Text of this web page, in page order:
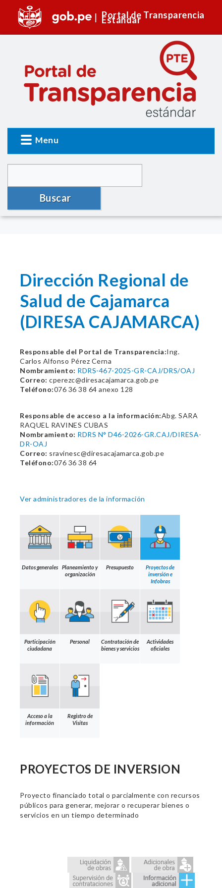
Portal de Transparencia
Estándar
Menu
Buscar
Dirección Regional de
Salud de Cajamarca
(DIRESA CAJAMARCA)
Responsable del Portal de Transparencia:Ing.
Carlos Alfonso Pérez Cerna
Nombramiento: RDRS-467-2025-GR-CAJ/DRS/OAJ
Correo: cperezc@diresacajamarca.gob.pe
Teléfono:076 36 38 64 anexo 128
Responsable de acceso a la información:Abg. SARA
RAQUEL RAVINES CUBAS
Nombramiento: RDRS N° D46-2026-GR.CAJ/DIRESA-
DR-OAJ
Correo: sravinesc@diresacajamarca.gob.pe
Teléfono:076 36 38 64
Ver administradores de la información
Datos generales
Planeamiento y
organización
Presupuesto
Proyectos de
inversión e
Infobras
Participación
ciudadana
Personal
Contratación de
bienes y servicios
Actividades
oficiales
Acceso a la
información
Registro de
Visitas
PROYECTOS DE INVERSION
Proyecto financiado total o parcialmente con recursos
públicos para generar, mejorar o recuperar bienes o
servicios en un tiempo determinado